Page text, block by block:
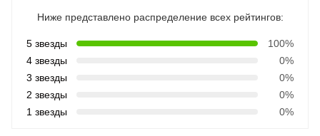
Ниже представлено распределение всех рейтингов:
5 звезды
100%
4 звезды
0%
3 звезды
0%
2 звезды
0%
1 звезды
0%